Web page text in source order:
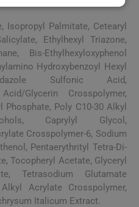
Isopropyl Palmitate, Cetearyl
Ethylhexyl Triazone,
Bis-Ethylhexyloxyphenol
Hydroxybenzoyl Hexyl
Sulfonic Acid,
Glycerin Crosspolymer,
Phosphate, Poly C10-30 Alkyl
Caprylyl Glycol,
Crosspolymer-6, Sodium
Pentaerythrityl Tetra-Di-
Tocopheryl Acetate, Glyceryl
Tetrasodium Glutamate
Acrylate Crosspolymer,
Italicum Extract.